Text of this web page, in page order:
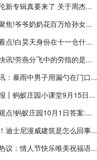
新专辑真要来了 关于周杰...
焦!爷爷奶奶花百万给孙女...
点!白昊天身份在十一仓什...
讯!劳燕分飞中的劳指的是...
：暴雨中男子用漏勺在门口...
丨蚂蚁庄园小课堂9月15日...
点!蚂蚁庄园10月1日答案:...
迪士尼漫威建筑是怎么回事...
议：情人节快乐唯美祝福语...